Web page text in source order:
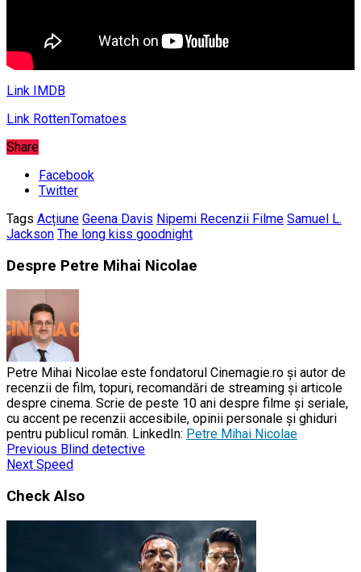
Link IMDB
Link RottenTomatoes
Share
Facebook
Twitter
Tags Acțiune Geena Davis Nipemi Recenzii Filme Samuel L.
Jackson The long kiss goodnight
Despre Petre Mihai Nicolae
Petre Mihai Nicolae este fondatorul Cinemagie.ro și autor de
recenzii de film, topuri, recomandări de streaming și articole
despre cinema. Scrie de peste 10 ani despre filme și seriale,
cu accent pe recenzii accesibile, opinii personale și ghiduri
pentru publicul român. LinkedIn: Petre Mihai Nicolae
Previous Blind detective
Next Speed
Check Also